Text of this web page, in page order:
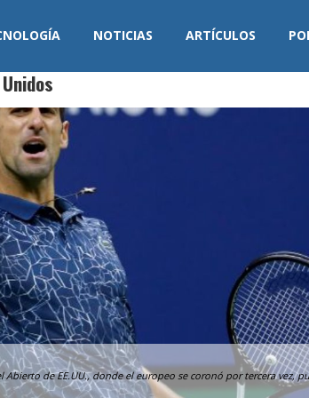
NOTICIAS ARTÍCULOS
de EE.UU., donde el europeo se coronó por tercera vez,